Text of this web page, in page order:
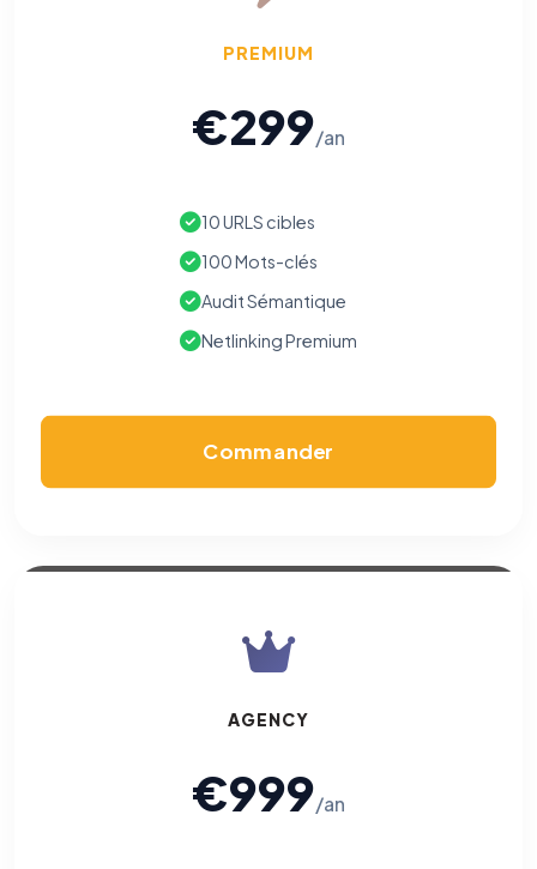
PREMIUM
€299/an
10 URLS cibles
100 Mots-clés
Audit Sémantique
Netlinking Premium
Commander
AGENCY
€999/an